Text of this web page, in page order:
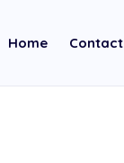
Home Contact